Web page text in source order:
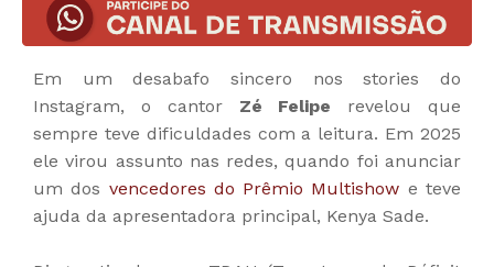
Em um desabafo sincero nos stories do
Instagram, o cantor Zé Felipe revelou que
sempre teve dificuldades com a leitura. Em 2025
ele virou assunto nas redes, quando foi anunciar
um dos vencedores do Prêmio Multishow e teve
ajuda da apresentadora principal, Kenya Sade.